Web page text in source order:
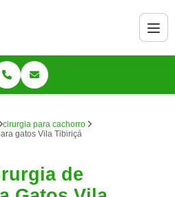
cirurgia para cachorro
gatos Vila Tibiriçá
de